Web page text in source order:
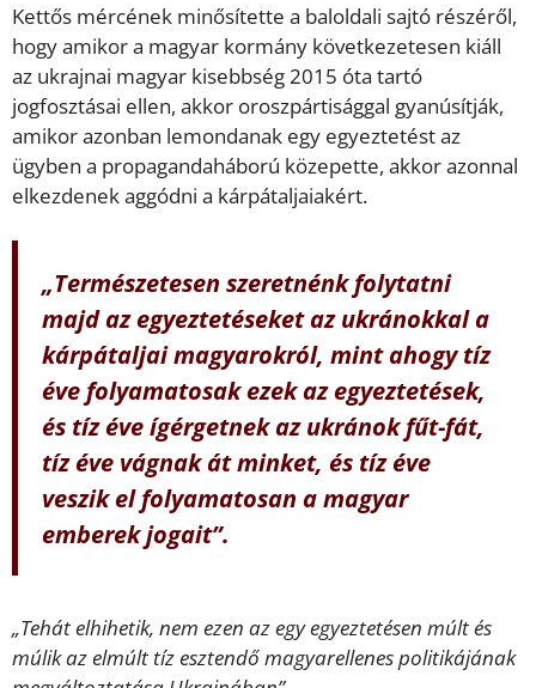
Kettős mércének minősítette a baloldali sajtó részéről,
hogy amikor a magyar kormány következetesen kiáll
az ukrajnai magyar kisebbség 2015 óta tartó
jogfosztásai ellen, akkor oroszpártisággal gyanúsítják,
amikor azonban lemondanak egy egyeztetést az
ügyben a propagandaháború közepette, akkor azonnal
elkezdenek aggódni a kárpátaljaiakért.
„Természetesen szeretnénk folytatni
majd az egyeztetéseket az ukránokkal a
kárpátaljai magyarokról, mint ahogy tíz
éve folyamatosak ezek az egyeztetések,
és tíz éve ígérgetnek az ukránok fűt-fát,
tíz éve vágnak át minket, és tíz éve
veszik el folyamatosan a magyar
emberek jogait”.
„Tehát elhihetik, nem ezen az egy egyeztetésen múlt és
múlik az elmúlt tíz esztendő magyarellenes politikájának